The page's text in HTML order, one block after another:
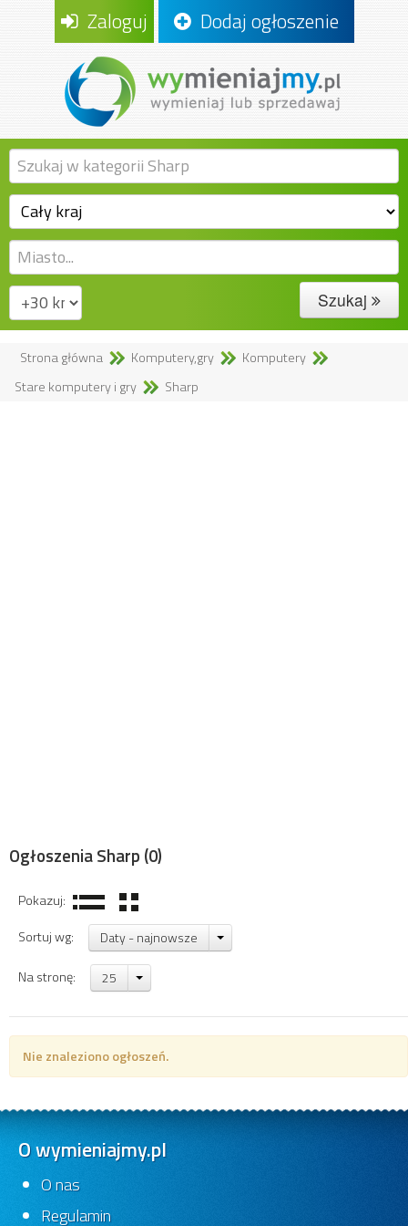
Zaloguj Dodaj ogłoszenie
Szukaj
Strona główna Komputery,gry
Komputery
Stare komputery i gry
Sharp
Ogłoszenia Sharp (0)
Pokazuj:
Sortuj wg:
Daty - najnowsze
Na stronę: 25
Nie znaleziono ogłoszeń.
O wymieniajmy.pl
O nas
Regulamin